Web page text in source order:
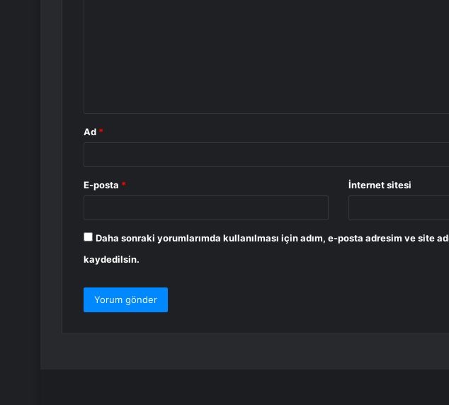
Ad *
E-posta * İnternet sitesi
Daha sonraki yorumlarımda kullanılması için adım, e-posta adresim ve site
kaydedilsin.